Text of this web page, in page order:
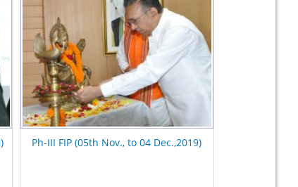
Ph-III FIP (05th Nov., to 04 Dec.,2019)